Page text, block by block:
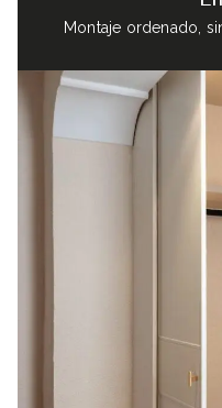
Montaje ordenado,